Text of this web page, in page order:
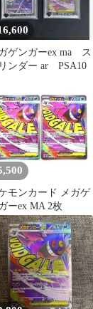
ゲンガーex ma ス
ンダー ar PSA10
モンカード メガゲ
ーex MA 2枚